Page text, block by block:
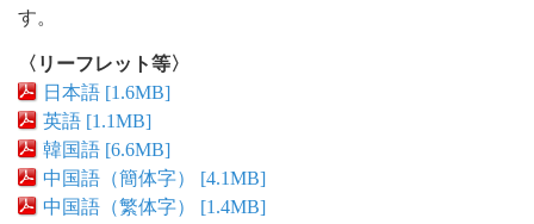
す。
〈リーフレット等〉
日本語 [1.6MB]
英語 [1.1MB]
韓国語 [6.6MB]
中国語（簡体字） [4.1MB]
中国語（繁体字） [1.4MB]